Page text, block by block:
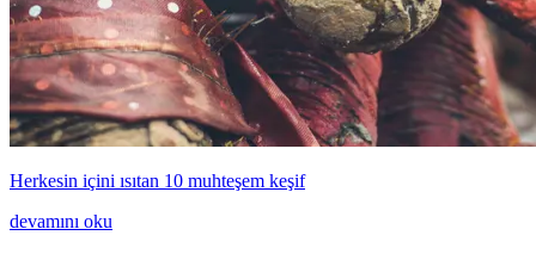
Herkesin içini ısıtan 10 muhteşem keşif
devamını oku